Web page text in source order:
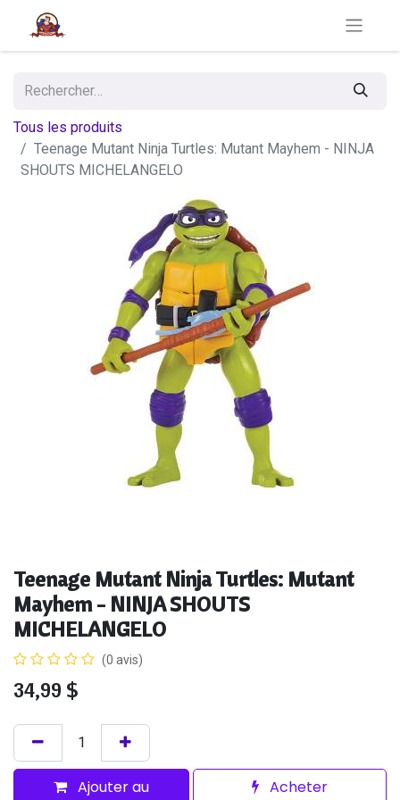
Tous les produits
Teenage Mutant Ninja Turtles: Mutant Mayhem - NINJA
SHOUTS MICHELANGELO
Teenage Mutant Ninja Turtles: Mutant
Mayhem - NINJA SHOUTS
MICHELANGELO
(0 avis)
34,99 $
Ajouter au
Acheter